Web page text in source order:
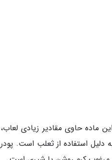
حاوی مقادیر زیادی لعاب،
استفاده از ثعلب است. پودر